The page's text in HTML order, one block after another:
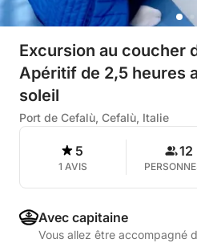
Excursion au coucher
Apéritif de 2,5 heures
soleil
Port de Cefalù, Cefalù, Italie
5
1 AVIS
12
Avec capitaine
Vous allez être accompagné